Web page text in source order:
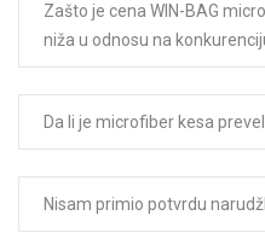
Zašto je cena WIN-BAG
niža u odnosu na
Da li je microfiber kesa
Nisam primio potvrdu